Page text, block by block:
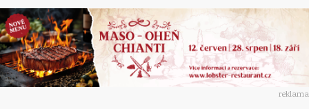
reklama